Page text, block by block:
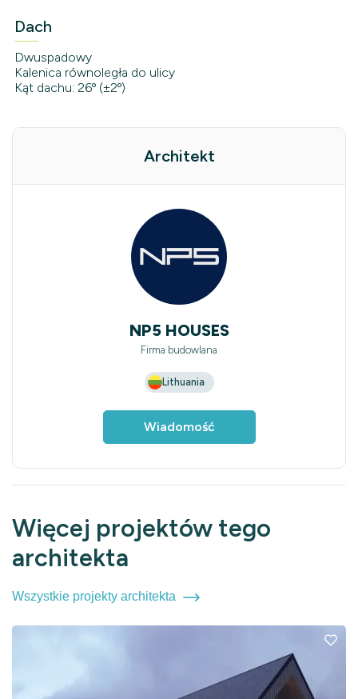
Dach
Dwuspadowy
Kalenica równoległa do ulicy
Kąt dachu: 26º (±2º)
Architekt
NP5 HOUSES
Firma budowlana
Lithuania
Wiadomość
Więcej projektów tego
architekta
Wszystkie projekty architekta